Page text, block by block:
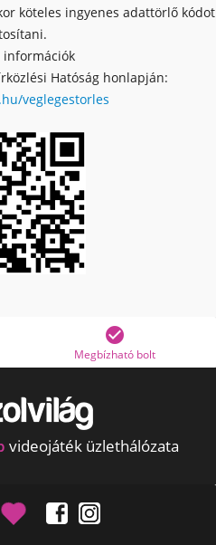
köteles ingyenes adattörlő kódot
információk
Hatóság honlapján:
veglegestorles
Megbízható
videojáték üzlethálózata